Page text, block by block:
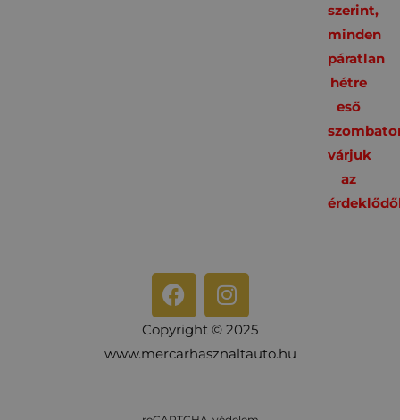
szerint,
minden
páratlan
hétre
eső
várjuk
az
Copyright © 2025
www.mercarhasznaltauto.hu